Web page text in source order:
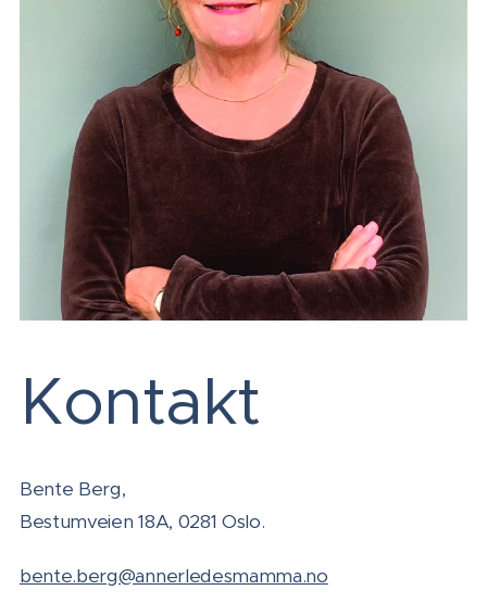
Kontakt
Bente Berg,
Bestumveien 18A, 0281 Oslo.
bente.berg@annerledesmamma.no